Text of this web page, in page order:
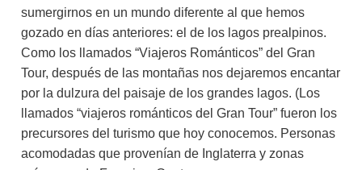
sumergirnos en un mundo diferente al que hemos
gozado en días anteriores: el de los lagos prealpinos.
Como los llamados “Viajeros Románticos” del Gran
Tour, después de las montañas nos dejaremos encantar
por la dulzura del paisaje de los grandes lagos. (Los
llamados “viajeros románticos del Gran Tour” fueron los
precursores del turismo que hoy conocemos. Personas
acomodadas que provenían de Inglaterra y zonas